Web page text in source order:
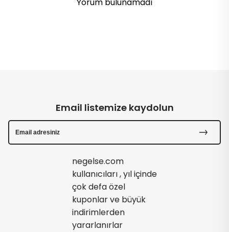
Yorum bulunamadı
Email listemize kaydolun
negelse.com
kullanıcıları , yıl içinde
çok defa özel
kuponlar ve büyük
indirimlerden
yararlanırlar